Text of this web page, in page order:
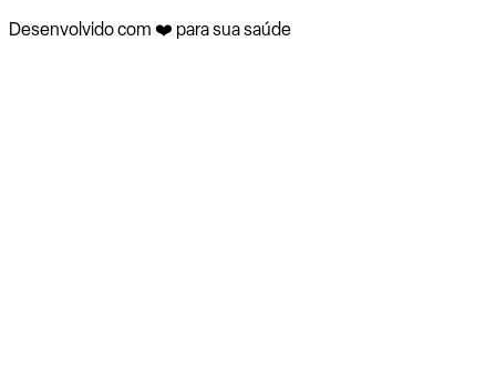
Desenvolvido com ❤️ para sua saúde